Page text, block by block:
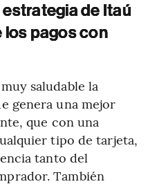
estrategia de Itaú
los pagos con
saludable la
genera una mejor
que con una
tipo de tarjeta,
tanto del
También